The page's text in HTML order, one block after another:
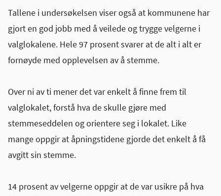
Tallene i undersøkelsen viser også at kommunene har
gjort en god jobb med å veilede og trygge velgerne i
valglokalene. Hele 97 prosent svarer at de alt i alt er
fornøyde med opplevelsen av å stemme.
Over ni av ti mener det var enkelt å finne frem til
valglokalet, forstå hva de skulle gjøre med
stemmeseddelen og orientere seg i lokalet. Like
mange oppgir at åpningstidene gjorde det enkelt å få
avgitt sin stemme.
14 prosent av velgerne oppgir at de var usikre på hva